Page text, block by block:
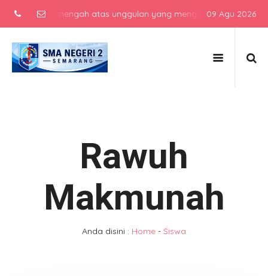
sekolah menengah atas unggulan yang menghasilkan lulusan
09 Agu 2026
Rawuh
Makmunah
Anda disini : Home - Siswa